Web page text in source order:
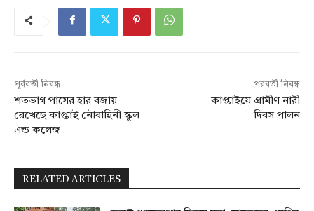
পূর্ববর্তী নিবন্ধ
শতভাগ পাসের হার বজায়
রেখেছে কাপ্তাই নৌবাহিনী স্কুল
এন্ড কলেজ
পরবর্তী নিবন্ধ
কাপ্তাইয়ে গ্রামীণ নারী
দিবস পালন
RELATED ARTICLES